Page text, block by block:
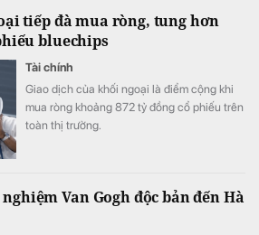
nâng cao hiệu quả giám sát trật tự giao
thông, trật tự đô thị trên địa bàn Thành phố.
tiếp đà mua ròng, tung hơn
bluechips
Tài chính
Giao dịch của khối ngoại là điểm cộng khi
mua ròng khoảng 872 tỷ đồng cổ phiếu trên
toàn thị trường.
Van Gogh độc bản đến Hà